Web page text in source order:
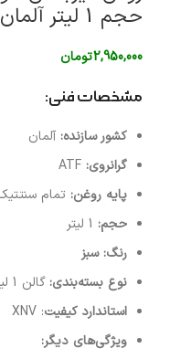
حجم 1 لیتر آلمان
2,950,000تومان
مشخصات فنی:
کشور سازنده: آلمان
گرانروی:
پایه روغن: تمام
حجم:
رنگ: سبز
نوع بسته‌بندی: گالن 1 لیتری
استاندارد کیفیت: XNV
ویژگی‌های دیگر: